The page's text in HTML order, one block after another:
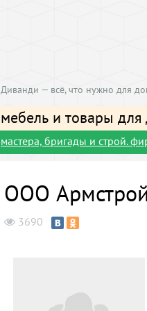
Диванди — всё, что нужно для
мебель и товары для
мастера, бригады и строй.
ООО
3690